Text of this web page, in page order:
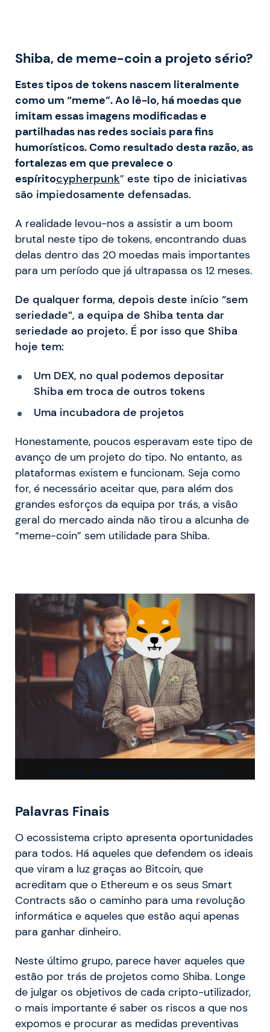
Shiba, de meme-coin a projeto sério?
Estes tipos de tokens nascem literalmente
como um “meme”. Ao lê-lo, há moedas que
imitam essas imagens modificadas e
partilhadas nas redes sociais para fins
humorísticos. Como resultado desta razão, as
fortalezas em que prevalece o
espíritocypherpunk” este tipo de iniciativas
são impiedosamente defensadas.
A realidade levou-nos a assistir a um boom
brutal neste tipo de tokens, encontrando duas
delas dentro das 20 moedas mais importantes
para um período que já ultrapassa os 12 meses.
De qualquer forma, depois deste início “sem
seriedade”, a equipa de Shiba tenta dar
seriedade ao projeto. É por isso que Shiba
hoje tem:
Um DEX, no qual podemos depositar
Shiba em troca de outros tokens
Uma incubadora de projetos
Honestamente, poucos esperavam este tipo de
avanço de um projeto do tipo. No entanto, as
plataformas existem e funcionam. Seja como
for, é necessário aceitar que, para além dos
grandes esforços da equipa por trás, a visão
geral do mercado ainda não tirou a alcunha de
“meme-coin” sem utilidade para Shiba.
Shiba Inu, de meme-coin a projeto sério?
Palavras Finais
O ecossistema cripto apresenta oportunidades
para todos. Há aqueles que defendem os ideais
que viram a luz graças ao Bitcoin, que
acreditam que o Ethereum e os seus Smart
Contracts são o caminho para uma revolução
informática e aqueles que estão aqui apenas
para ganhar dinheiro.
Neste último grupo, parece haver aqueles que
estão por trás de projetos como Shiba. Longe
de julgar os objetivos de cada cripto-utilizador,
o mais importante é saber os riscos a que nos
expomos e procurar as medidas preventivas